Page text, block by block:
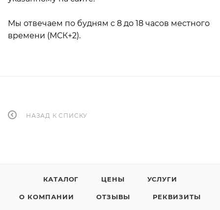
Мы отвечаем по будням с 8 до 18 часов местного
времени (МСК+2).
НАЗАД К СПИСКУ
КАТАЛОГ ЦЕНЫ УСЛУГИ
О КОМПАНИИ ОТЗЫВЫ РЕКВИЗИТЫ